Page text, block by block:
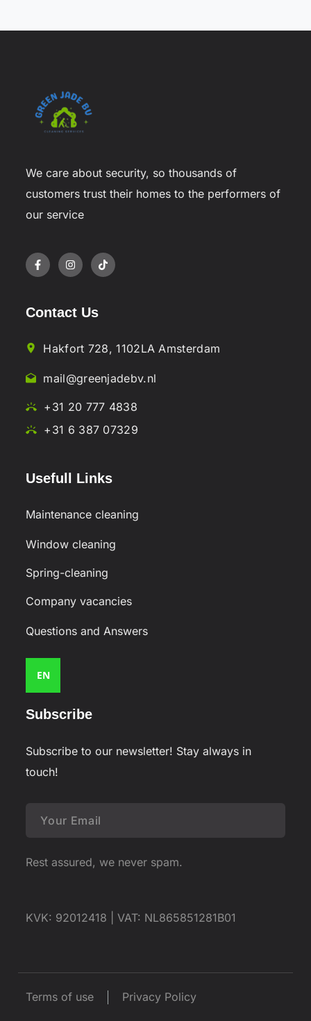
We care about security, so thousands of
customers trust their homes to the performers of
our service
Contact Us
Hakfort 728, 1102LA Amsterdam
mail@greenjadebv.nl
+31 20 777 4838
+31 6 387 07329
Usefull Links
Maintenance cleaning
Window cleaning
Spring-cleaning
Company vacancies
Questions and Answers
EN
Subscribe
Subscribe to our newsletter! Stay always in
touch!
Rest assured, we never spam.
KVK: 92012418 |VAT: NL865851281B01
Terms of use Privacy Policy